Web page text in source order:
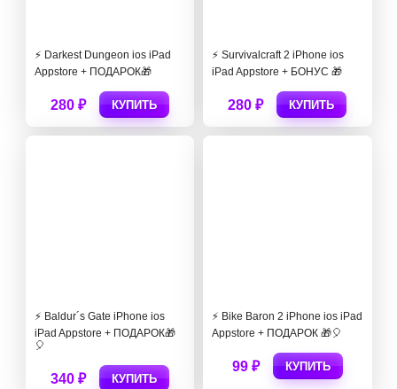
⚡️ Darkest Dungeon ios iPad
Appstore + ПОДАРОК🎁
280 ₽ КУПИТЬ
⚡️ Survivalcraft ‪2 iPhone ios
iPad Appstore + БОНУС 🎁
280 ₽ КУПИТЬ
⚡️ Baldur´s Gate iPhone ios
iPad Appstore + ПОДАРОК🎁
🎈
340 ₽ КУПИТЬ
⚡️ Bike Baron 2 iPhone ios iPad
Appstore + ПОДАРОК 🎁🎈
99 ₽ КУПИТЬ